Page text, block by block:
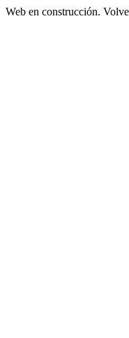
Web en construcción.